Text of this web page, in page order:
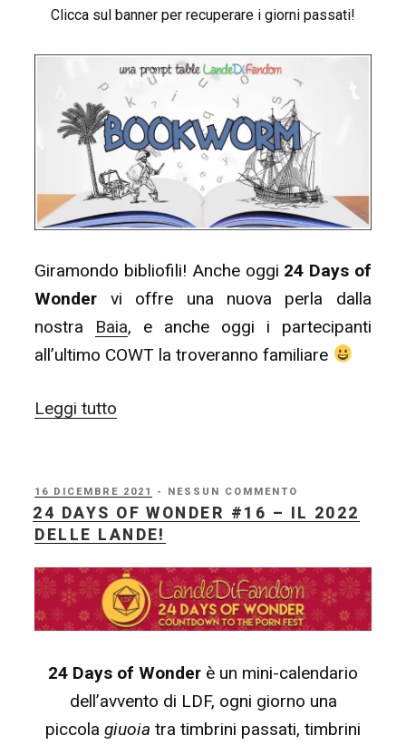
Clicca sul banner per recuperare i giorni passati!
Giramondo bibliofili! Anche oggi 24 Days of
Wonder vi offre una nuova perla dalla
nostra Baia, e anche oggi i partecipanti
all’ultimo COWT la troveranno familiare
Leggi tutto
Wonder
#17
–
Bookworm”
PUBBLICATO
IL
16 DICEMBRE 2021 - NESSUN COMMENTO
24 DAYS OF WONDER #16 – IL 2022
DELLE LANDE!
24 Days of Wonder è un mini-calendario
dell’avvento di LDF, ogni giorno una
piccola giuoia tra timbrini passati, timbrini